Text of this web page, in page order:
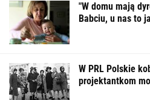
"W domu mają
Babciu, u nas to
W PRL Polskie
projektantkom